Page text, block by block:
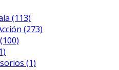
(113)
(273)
(100)
(1)